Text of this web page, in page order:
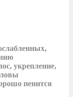
укрепление,
пенится